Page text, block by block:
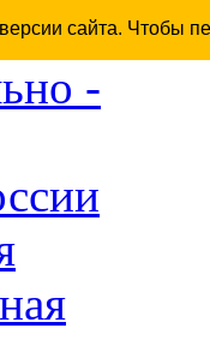
сайта. Чтобы
-